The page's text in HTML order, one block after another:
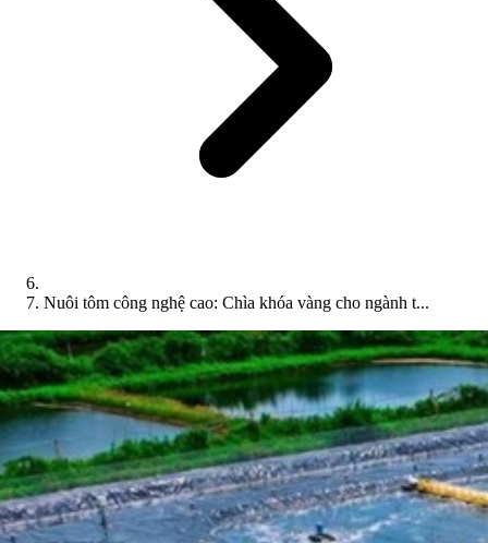
Nuôi tôm công nghệ cao: Chìa khóa vàng cho ngành t...